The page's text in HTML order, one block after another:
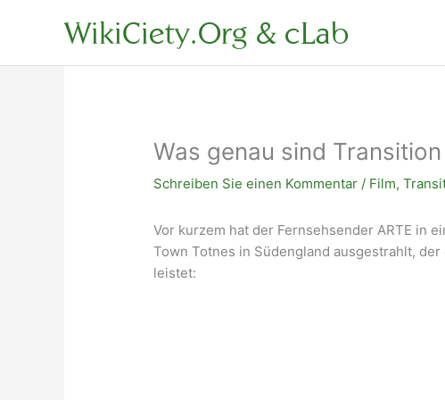
WikiCiety.Org & cLab
Was genau sind
Schreiben Sie einen Kommentar / Film,
Vor kurzem hat der Fernsehsender ARTE in
Town Totnes in Südengland ausgestrahlt,
leistet: